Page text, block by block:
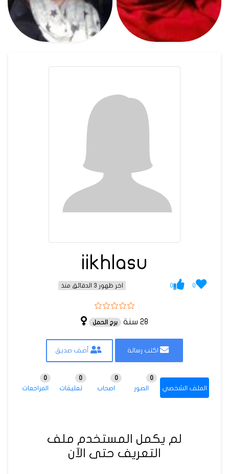
iikhlasu
0
0 اخر ظهور 3 الدقائق منذ
28 سنة برج الحمل
اكتب رسالة أضف صديق
الملف الشخصي الصور
0
اصحاب
0
تعليقات
0
المراجعات
0
لم يكمل المستخدم ملف
التعريف حتى الآن